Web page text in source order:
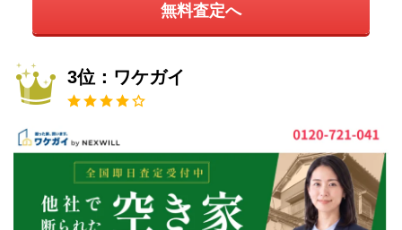
無料査定へ
3位：ワケガイ